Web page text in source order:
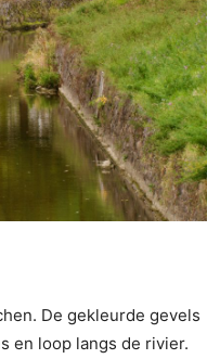
De gekleurde gevels
en loop langs de rivier.